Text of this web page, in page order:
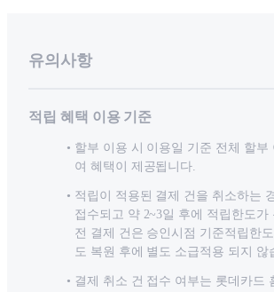
유의사항
적립 혜택 이용 기준
할부 이용 시 이용일 기준 전체 할부
여 혜택이 제공됩니다.
적립이 적용된 결제 건을 취소하는
접수되고 약 2~3일 후에 적립한도가
전 결제 건은 승인시점 기준적립한
도 복원 후에 별도 소급적용 되지 않
결제 취소 건 접수 여부는 롯데카드